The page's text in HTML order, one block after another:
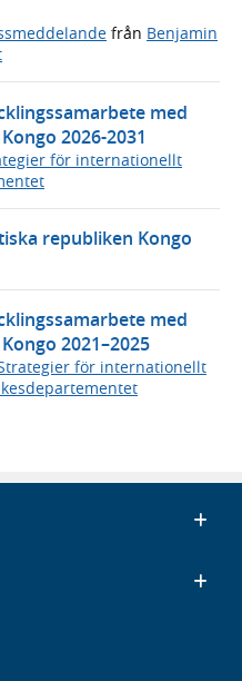
från Benjamin
med
2026-2031
för internationellt
republiken Kongo
med
2021–2025
för internationellt